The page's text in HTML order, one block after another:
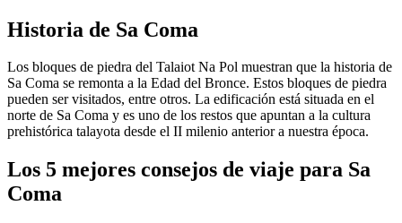
Historia de Sa Coma
Los bloques de piedra del Talaiot Na Pol muestran que la historia de
Sa Coma se remonta a la Edad del Bronce. Estos bloques de piedra
pueden ser visitados, entre otros. La edificación está situada en el
norte de Sa Coma y es uno de los restos que apuntan a la cultura
prehistórica talayota desde el II milenio anterior a nuestra época.
Los 5 mejores consejos de viaje para Sa
Coma